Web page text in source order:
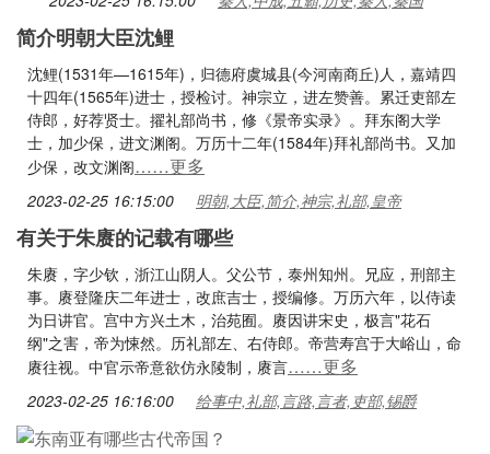
简介明朝大臣沈鲤
沈鲤(1531年—1615年)，归德府虞城县(今河南商丘)人，嘉靖四
十四年(1565年)进士，授检讨。神宗立，进左赞善。累迁吏部左
侍郎，好荐贤士。擢礼部尚书，修《景帝实录》。拜东阁大学
士，加少保，进文渊阁。万历十二年(1584年)拜礼部尚书。又加
少保，改文渊阁……更多
2023-02-25 16:15:00 明朝,大臣,简介,神宗,礼部,皇帝
有关于朱赓的记载有哪些
朱赓，字少钦，浙江山阴人。父公节，泰州知州。兄应，刑部主
事。赓登隆庆二年进士，改庶吉士，授编修。万历六年，以侍读
为日讲官。宫中方兴土木，治苑囿。赓因讲宋史，极言"花石
纲"之害，帝为悚然。历礼部左、右侍郎。帝营寿宫于大峪山，命
赓往视。中官示帝意欲仿永陵制，赓言……更多
2023-02-25 16:16:00 给事中,礼部,言路,言者,吏部,锡爵